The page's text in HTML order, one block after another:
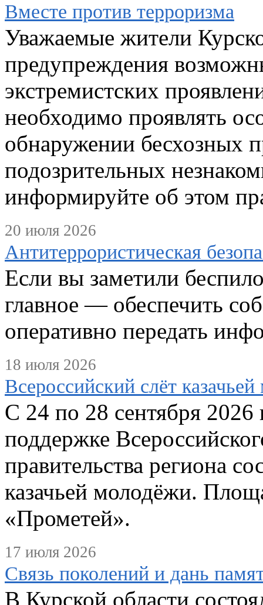
Вместе против терроризма
Уважаемые жители
предупреждения
экстремистских
необходимо проявлять
обнаружении бесхозных
подозрительных
информируйте об этом
20 июля 2026
Антитеррористическая
Если вы заметили
главное — обеспечить
оперативно передать
18 июля 2026
Всероссийский слёт
С 24 по 28 сентября 2026
поддержке
правительства региона
казачьей молодёжи.
«Прометей».
17 июля 2026
Связь поколений и дань
В Курской области